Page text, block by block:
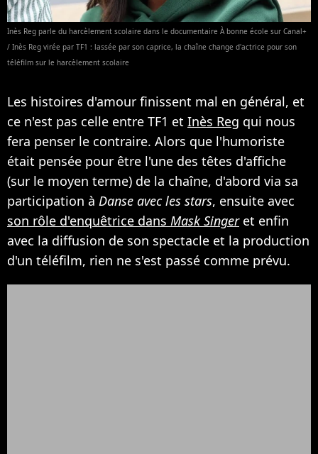
Inès Reg parle du harcèlement scolaire dans le documentaire À bonne école sur Canal+
/ Inès Reg virée par TF1 : lassée par son caprice, la chaîne change d'actrice pour son
téléfilm sur le harcèlement scolaire
Les histoires d'amour finissent mal en général, et
ce n'est pas celle entre TF1 et Inès Reg qui nous
fera penser le contraire. Alors que l'humoriste
était pensée pour être l'une des têtes d'affiche
(sur le moyen terme) de la chaîne, d'abord via sa
participation à Danse avec les stars, ensuite avec
son rôle d'enquêtrice dans Mask Singeret enfin
avec la diffusion de son spectacle et la production
d'un téléfilm, rien ne s'est passé comme prévu.